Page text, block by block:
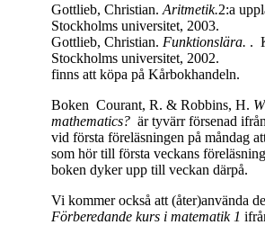
Gottlieb, Christian. Aritmetik.2:a
Stockholms universitet, 2003.
Gottlieb, Christian. Funktionslära. .
Stockholms universitet, 2002.
finns att köpa på Kårbokhandeln.
Boken Courant, R. & Robbins, H.
mathematics? är tyvärr försenad
vid första föreläsningen på måndag
som hör till första veckans
boken dyker upp till veckan därpå.
Vi kommer också att (åter)använda
Förberedande kurs i matematik 1